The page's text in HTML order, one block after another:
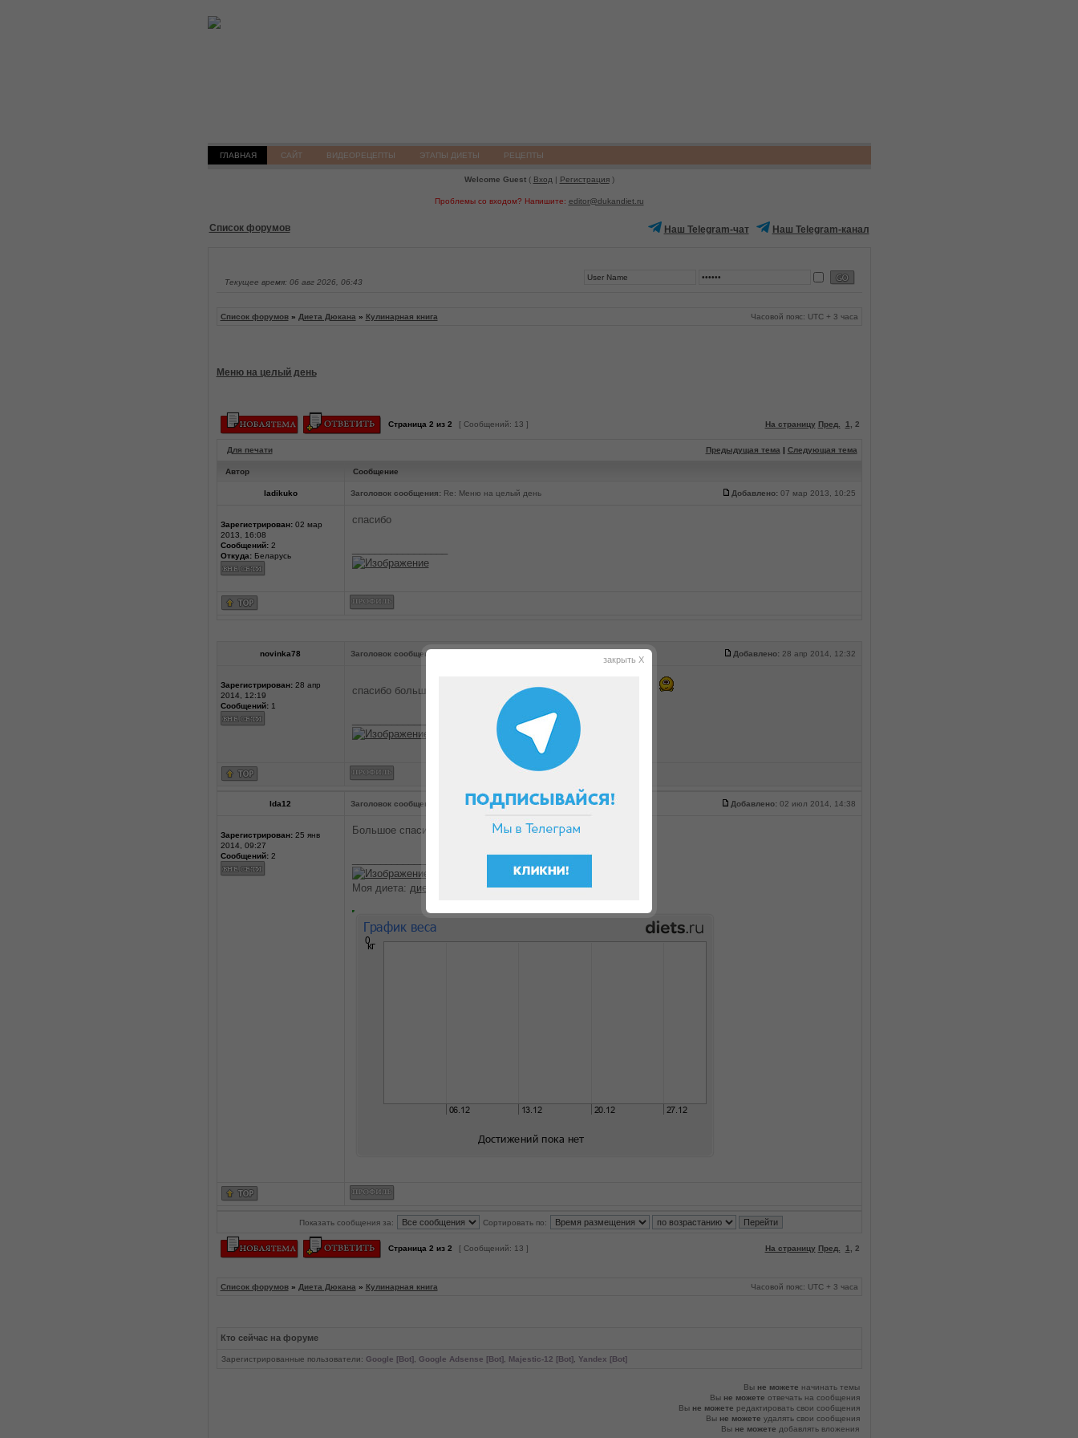
ГЛАВНАЯ САЙТ ВИДЕОРЕЦЕПТЫ ЭТАПЫ ДИЕТЫ РЕЦЕПТЫ
Welcome Guest( Вход | Регистрация)
Проблемы со входом? Напишите: editor@dukandiet.ru
Список форумов Наш Telegram-чат Наш Telegram-канал
Текущее время: 06 авг 2026, 06:43
Список форумов» Диета Дюкана » Кулинарная книга Часовой пояс: UTC + 3 часа
Меню на целый день
Страница 2 из 2 [ Сообщений: 13 ] На страницу Пред. 1 2
Для печати Предыдущая тема | Следующая тема
Автор Сообщение
ladikuko Заголовок сообщения:Re: Меню на целый день Добавлено:07 мар 2013, 10:25
Зарегистрирован:02 мар
2013, 16:08
Сообщений:2
Откуда:Беларусь
спасибо
novinka78 Заголовок сообщения: Добавлено: 28 апр 2014, 12:32
Зарегистрирован:28 апр
2014, 12:19
Сообщений:1
спасибо большое за рецептики1 то что нужно начинающим!
Ida12 Заголовок сообщения: Re: Меню на целый день Добавлено:02 июл 2014, 14:38
Зарегистрирован:25 янв
2014, 09:27
Сообщений:2
Большое спасибо! То, что я искала!!!
Моя диета: диета Дюкана
Показать сообщения за: Сортировать по:
Страница 2 из 2 [ Сообщений: 13 ] На страницу Пред. 1 2
Список форумов» Диета Дюкана » Кулинарная книга Часовой пояс: UTC + 3 часа
Кто сейчас на форуме
Зарегистрированные пользователи: Google [Bot], Google Adsense [Bot], Majestic-12 [Bot], Yandex [Bot]
Вы не можете начинать темы
Вы не можете отвечать на сообщения
Вы не можете редактировать свои сообщения
Вы не можете удалять свои сообщения
Вы не можете добавлять вложения
закрыть X